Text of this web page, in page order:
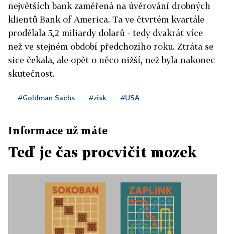
největších bank zaměřená na úvěrování drobných
klientů Bank of America. Ta ve čtvrtém kvartále
prodělala 5,2 miliardy dolarů - tedy dvakrát více
než ve stejném období předchozího roku. Ztráta se
sice čekala, ale opět o něco nižší, než byla nakonec
skutečnost.
#Goldman Sachs #zisk #USA
Informace už máte
Teď je čas procvičit mozek